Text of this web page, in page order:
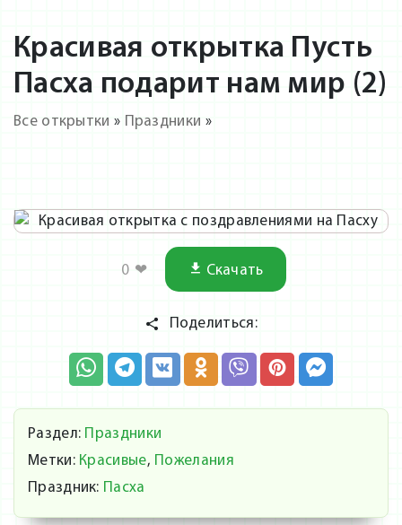
Красивая открытка Пусть
Пасха подарит нам мир (2)
Все открытки » Праздники »
0 ❤ Скачать
Поделиться:
Раздел: Праздники
Метки: Красивые, Пожелания
Праздник: Пасха